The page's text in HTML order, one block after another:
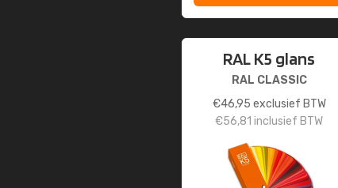
RAL K5 glans
RAL CLASSIC
€46,95 exclusief BTW
€56,81 inclusief BTW